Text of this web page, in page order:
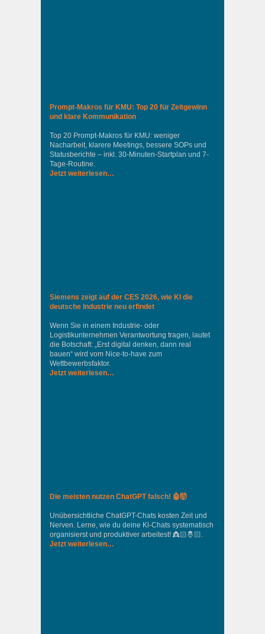
Prompt-Makros für KMU: Top 20 für Zeitgewinn
und klare Kommunikation
Top 20 Prompt-Makros für KMU: weniger
Nacharbeit, klarere Meetings, bessere SOPs und
Statusberichte – inkl. 30-Minuten-Startplan und 7-
Tage-Routine.
Jetzt weiterlesen…
Siemens zeigt auf der CES 2026, wie KI die
deutsche Industrie neu erfindet
Wenn Sie in einem Industrie‑ oder
Logistikunternehmen Verantwortung tragen, lautet
die Botschaft: „Erst digital denken, dann real
bauen“ wird vom Nice‑to‑have zum
Wettbewerbsfaktor.
Jetzt weiterlesen…
Die meisten nutzen ChatGPT falsch! 🤖🤯
Unübersichtliche ChatGPT-Chats kosten Zeit und
Nerven. Lerne, wie du deine Kl-Chats systematisch
organisierst und produktiver arbeitest! 👸🏻🤴🏻.
Jetzt weiterlesen…